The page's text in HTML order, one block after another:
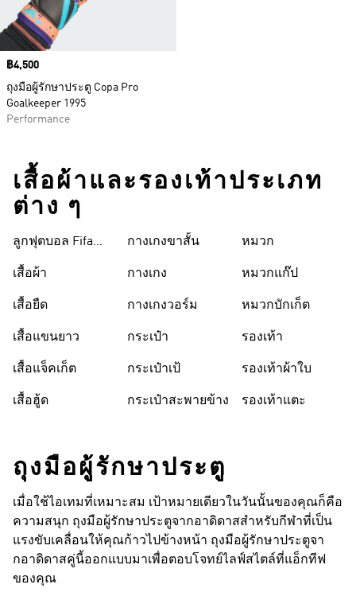
Price
฿4,500
ถุงมือผู้รักษาประตู Copa Pro
Goalkeeper 1995
Performance
เสื้อผ้าและรองเท้าประเภท
ต่าง ๆ
ลูกฟุตบอล Fifa
เสื้อผ้า
เสื้อยืด
เสื้อแขนยาว
เสื้อแจ็คเก็ต
เสื้อฮู้ด
กางเกงขาสั้น
กางเกง
กางเกงวอร์ม
กระเป๋า
กระเป๋าเป้
กระเป๋าสะพายข้าง
หมวก
หมวกแก๊ป
หมวกบักเก็ต
รองเท้า
รองเท้าผ้าใบ
รองเท้าแตะ
ถุงมือผู้รักษาประตู
เมื่อใช้ไอเทมที่เหมาะสม เป้าหมายเดียวในวันนั้นของคุณก็คือ
ความสนุก ถุงมือผู้รักษาประตูจากอาดิดาสสำหรับกีฬาที่เป็น
แรงขับเคลื่อนให้คุณก้าวไปข้างหน้า ถุงมือผู้รักษาประตูจา
กอาดิดาสคู่นี้ออกแบบมาเพื่อตอบโจทย์ไลฟ์สไตล์ที่แอ็กทีฟ
ของคุณ